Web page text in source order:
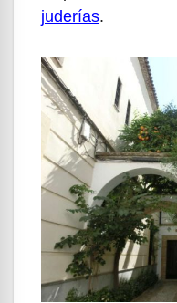
juderías.